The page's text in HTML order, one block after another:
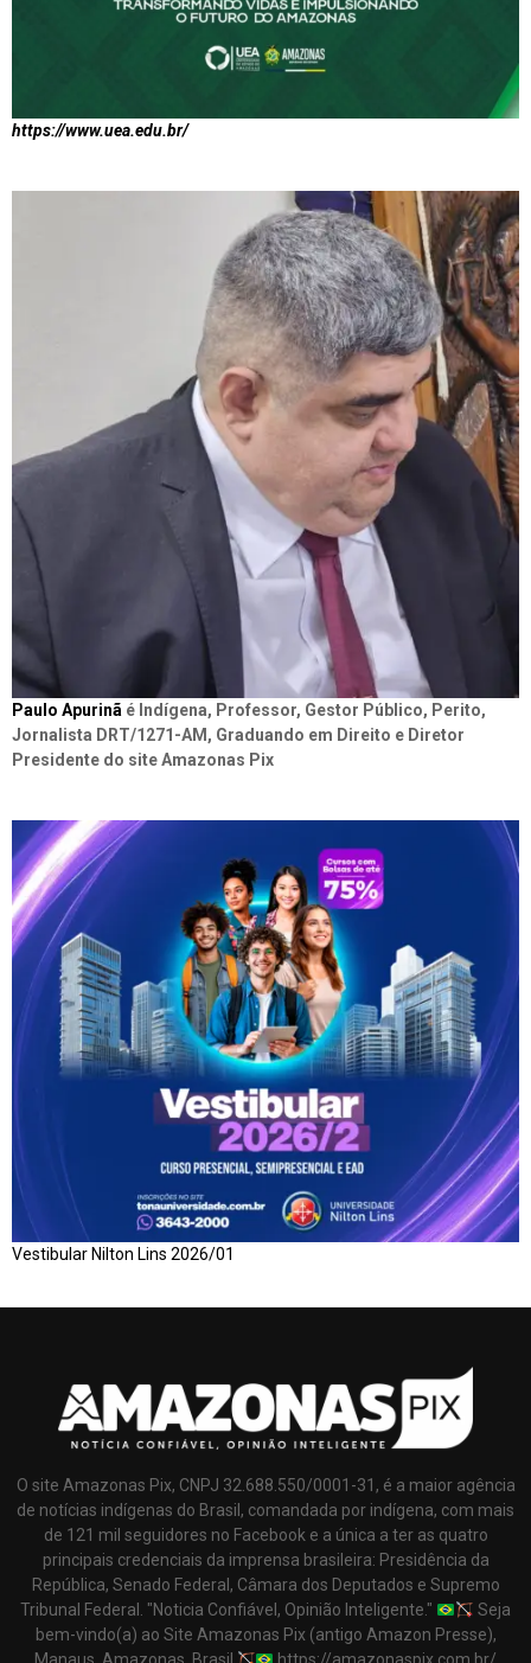
https://www.uea.edu.br/
Paulo Apurinã é Indígena, Professor, Gestor Público, Perito,
Jornalista DRT/1271-AM, Graduando em Direito e Diretor
Presidente do site Amazonas Pix
Vestibular Nilton Lins 2026/01
O site Amazonas Pix, CNPJ 32.688.550/0001-31, é a maior agência
de notícias indígenas do Brasil, comandada por indígena, com mais
de 121 mil seguidores no Facebook e a única a ter as quatro
principais credenciais da imprensa brasileira: Presidência da
República, Senado Federal, Câmara dos Deputados e Supremo
Tribunal Federal. "Noticia Confiável, Opinião Inteligente."
Seja
bem-vindo(a) ao Site Amazonas Pix (antigo Amazon Presse),